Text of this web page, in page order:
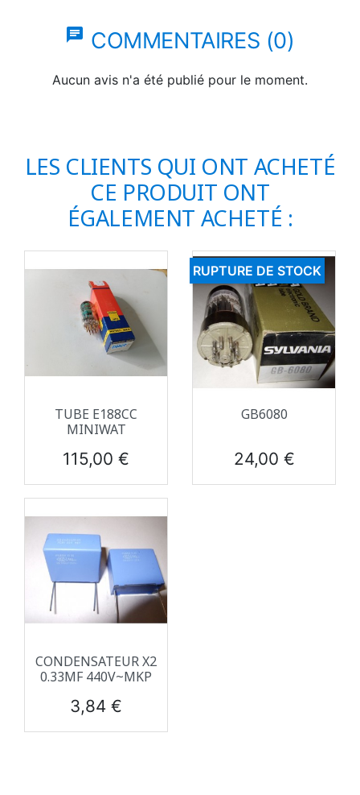
chat COMMENTAIRES (0)
Aucun avis n'a été publié pour le moment.
LES CLIENTS QUI ONT ACHETÉ
CE PRODUIT ONT
ÉGALEMENT ACHETÉ :
TUBE E188CC
MINIWAT
Prix
115,00 €
GB6080
Prix
24,00 €
RUPTURE DE STOCK
CONDENSATEUR X2
0.33ΜF 440V~MKP
Prix
3,84 €